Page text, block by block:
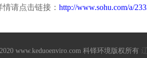
情请点击链接： http://www.sohu.com/a/
www.keduoenviro.com 科铎环境版权所有